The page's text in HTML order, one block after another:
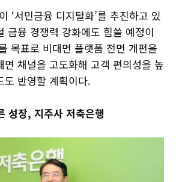
‘서민금융 디지털화’를 추진하고 있
금융 경쟁력 강화에도 힘쓸 예정이
목표로 비대면 플랫폼 전면 개편을
채널을 고도화해 고객 편의성을 높
도 반영할 계획이다.
성장, 지주사 저축은행